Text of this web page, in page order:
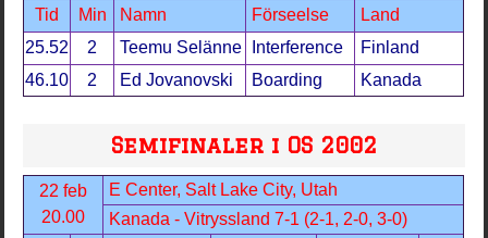
Tid
Min Namn Förseelse
Land
25.52
2 Teemu Selänne Interference
Finland
46.10
2 Ed Jovanovski Boarding Kanada
Semifinaler i OS 2002
22 feb
20.00
E Center, Salt Lake City, Utah
Kanada - Vitryssland 7-1 (2-1, 2-0, 3-0)